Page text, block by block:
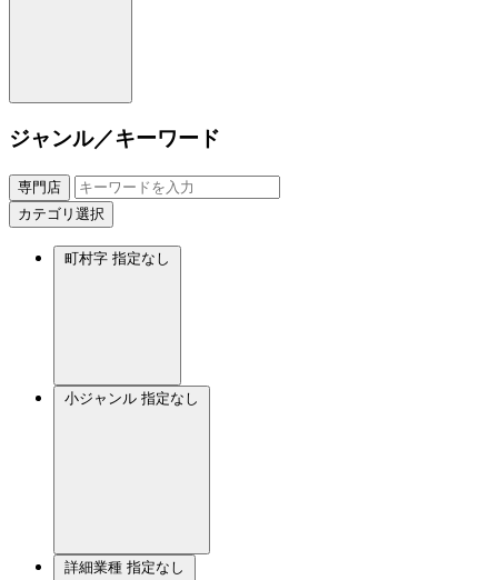
ジャンル／キーワード
専門店
カテゴリ選択
町村字 指定なし
小ジャンル 指定なし
詳細業種 指定なし